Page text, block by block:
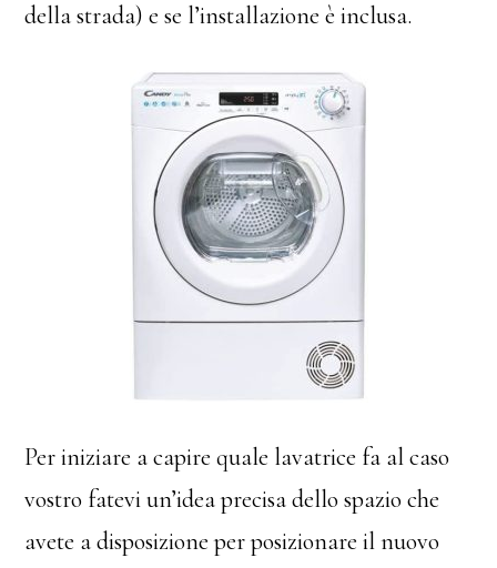
della strada) e se l’installazione è inclusa.
Per iniziare a capire quale lavatrice fa al caso
vostro fatevi un’idea precisa dello spazio che
avete a disposizione per posizionare il nuovo